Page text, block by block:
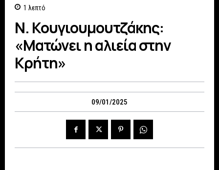
1 λεπτό
Ν. Κουγιουμουτζάκης:
«Ματώνει η αλιεία στην
Κρήτη»
09/01/2025